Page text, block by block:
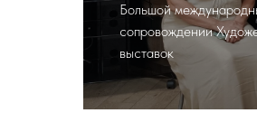
Большой
сопровождении
выставок